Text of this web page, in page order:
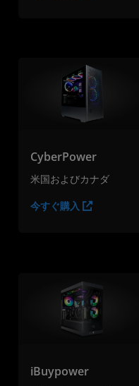
CyberPower
米国およびカナダ
今すぐ購入
iBuypower